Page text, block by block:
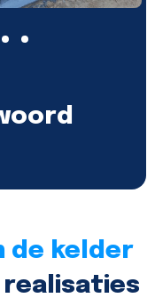
de kelder
realisaties